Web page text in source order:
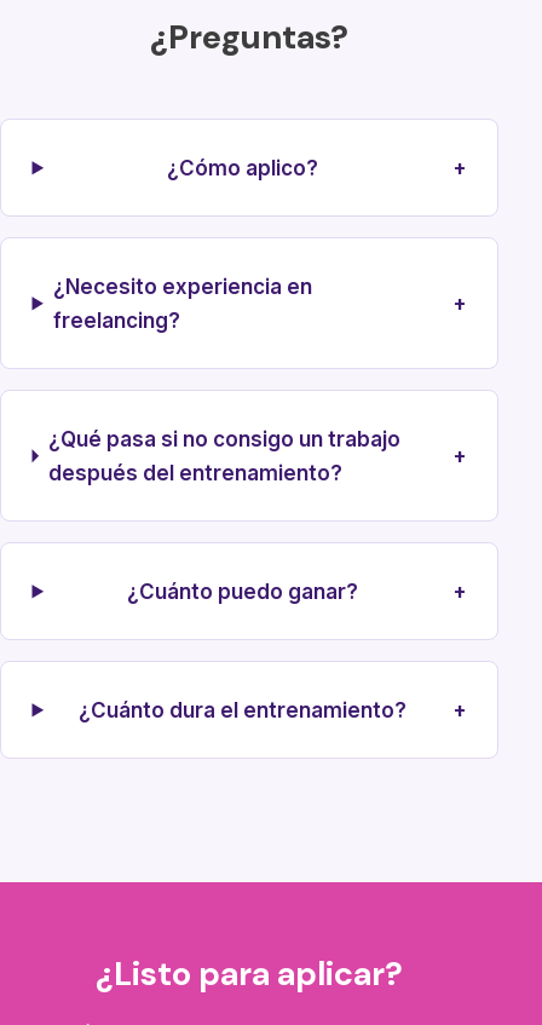
¿Preguntas?
¿Cómo aplico? +
¿Necesito experiencia en
freelancing?
+
¿Qué pasa si no consigo un trabajo
después del entrenamiento?
+
¿Cuánto puedo ganar? +
¿Cuánto dura el entrenamiento? +
¿Listo para aplicar?